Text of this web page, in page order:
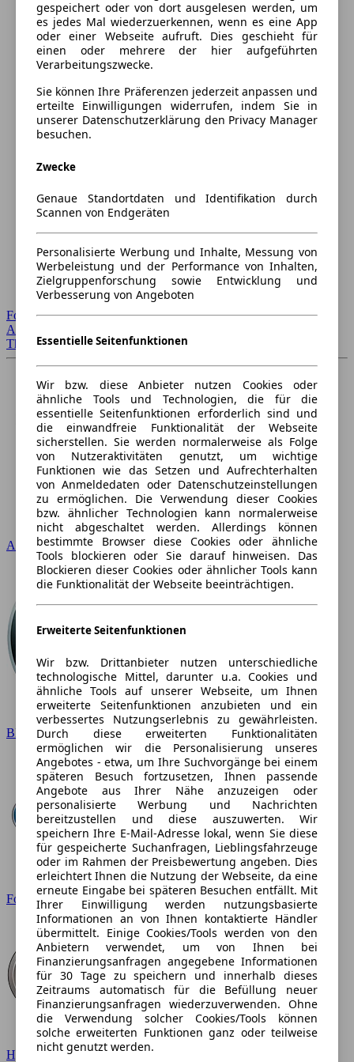
Forum Startseite
Alle Auto-Foren
Themen-Forum
Audi
BMW
Ford
Hyundai
gespeichert oder von dort ausgelesen werden, um
es jedes Mal wiederzuerkennen, wenn es eine App
oder einer Webseite aufruft. Dies geschieht für
einen oder mehrere der hier aufgeführten
Verarbeitungszwecke.
Sie können Ihre Präferenzen jederzeit anpassen und
erteilte Einwilligungen widerrufen, indem Sie in
unserer Datenschutzerklärung den Privacy Manager
besuchen.
Zwecke
Genaue Standortdaten und Identifikation durch
Scannen von Endgeräten
Personalisierte Werbung und Inhalte, Messung von
Werbeleistung und der Performance von Inhalten,
Zielgruppenforschung sowie Entwicklung und
Verbesserung von Angeboten
Essentielle Seitenfunktionen
Wir bzw. diese Anbieter nutzen Cookies oder
ähnliche Tools und Technologien, die für die
essentielle Seitenfunktionen erforderlich sind und
die einwandfreie Funktionalität der Webseite
sicherstellen. Sie werden normalerweise als Folge
von Nutzeraktivitäten genutzt, um wichtige
Funktionen wie das Setzen und Aufrechterhalten
von Anmeldedaten oder Datenschutzeinstellungen
zu ermöglichen. Die Verwendung dieser Cookies
bzw. ähnlicher Technologien kann normalerweise
nicht abgeschaltet werden. Allerdings können
bestimmte Browser diese Cookies oder ähnliche
Tools blockieren oder Sie darauf hinweisen. Das
Blockieren dieser Cookies oder ähnlicher Tools kann
die Funktionalität der Webseite beeinträchtigen.
Erweiterte Seitenfunktionen
Wir bzw. Drittanbieter nutzen unterschiedliche
technologische Mittel, darunter u.a. Cookies und
ähnliche Tools auf unserer Webseite, um Ihnen
erweiterte Seitenfunktionen anzubieten und ein
verbessertes Nutzungserlebnis zu gewährleisten.
Durch diese erweiterten Funktionalitäten
ermöglichen wir die Personalisierung unseres
Angebotes - etwa, um Ihre Suchvorgänge bei einem
späteren Besuch fortzusetzen, Ihnen passende
Angebote aus Ihrer Nähe anzuzeigen oder
personalisierte Werbung und Nachrichten
bereitzustellen und diese auszuwerten. Wir
speichern Ihre E-Mail-Adresse lokal, wenn Sie diese
für gespeicherte Suchanfragen, Lieblingsfahrzeuge
oder im Rahmen der Preisbewertung angeben. Dies
erleichtert Ihnen die Nutzung der Webseite, da eine
erneute Eingabe bei späteren Besuchen entfällt. Mit
Ihrer Einwilligung werden nutzungsbasierte
Informationen an von Ihnen kontaktierte Händler
übermittelt. Einige Cookies/Tools werden von den
Anbietern verwendet, um von Ihnen bei
Finanzierungsanfragen angegebene Informationen
für 30 Tage zu speichern und innerhalb dieses
Zeitraums automatisch für die Befüllung neuer
Finanzierungsanfragen wiederzuverwenden. Ohne
die Verwendung solcher Cookies/Tools können
solche erweiterten Funktionen ganz oder teilweise
nicht genutzt werden.